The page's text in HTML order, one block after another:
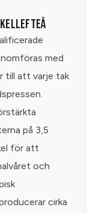
med
till att varje tak
på 3,5
för att
och
cirka